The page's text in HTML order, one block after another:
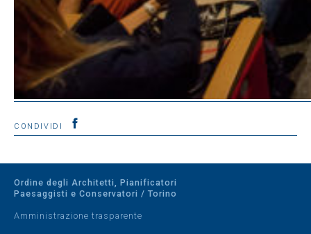
CONDIVIDI
Ordine degli Architetti, Pianificatori
Paesaggisti e Conservatori / Torino
Amministrazione trasparente